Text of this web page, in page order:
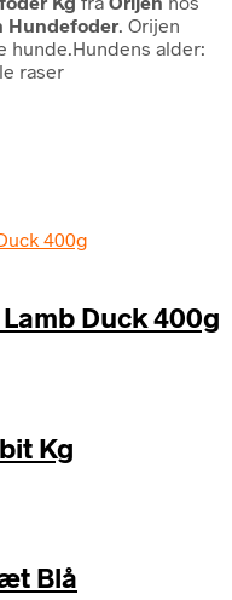
Hundefoder. Orijen
alder:
raser
Duck 400g
Kg
Blå